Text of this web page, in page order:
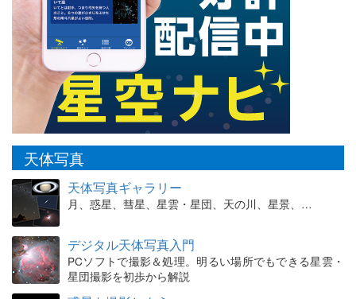
天体写真
天体写真ギャラリー
月、惑星、彗星、星雲・星団、天の川、星景、…
デジタル天体写真入門
PCソフトで撮影＆処理。明るい場所でもできる星雲・
星団撮影を初歩から解説